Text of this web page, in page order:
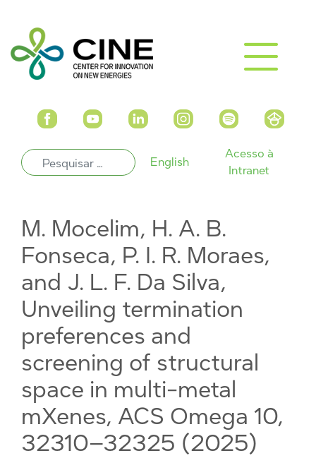
English
Acesso à
Intranet
M. Mocelim, H. A. B.
Fonseca, P. I. R. Moraes,
and J. L. F. Da Silva,
Unveiling termination
preferences and
screening of structural
space in multi-metal
mXenes, ACS Omega 10,
32310–32325 (2025)